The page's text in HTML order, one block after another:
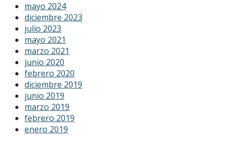
mayo 2024
diciembre 2023
julio 2023
mayo 2021
marzo 2021
junio 2020
febrero 2020
diciembre 2019
junio 2019
marzo 2019
febrero 2019
enero 2019